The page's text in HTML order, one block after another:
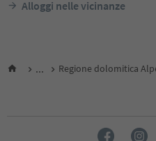
Alloggi nelle vicinanze
... Regione dolomitica